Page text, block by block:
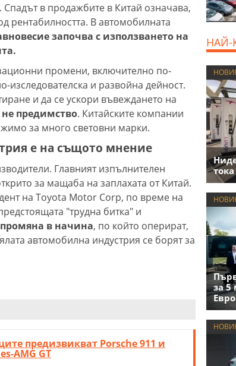
в продажбите в Китай означава,
рентабилността. В автомобилната
започва с използването на
промени, включително по-
изследователска и развойна дейност.
и да се ускори въвеждането на
не предимство. Китайските компании
за много световни марки.
е на същото мнение
Главният изпълнителен
за мащаба на заплахата от Китай.
на Toyota Motor Corp, по време на
"трудна битка" и
в начина, по който оперират,
автомобилна индустрия се борят за
предизвикват Porsche 911 и
AMG GT
НАЙ-
за 5